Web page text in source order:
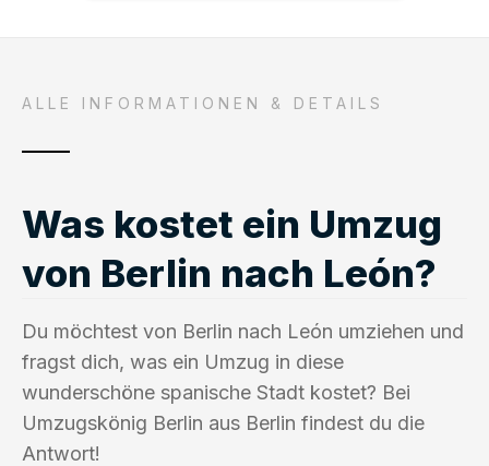
ALLE INFORMATIONEN & DETAILS
Was kostet ein Umzug
von Berlin nach León?
Du möchtest von Berlin nach León umziehen und
fragst dich, was ein Umzug in diese
wunderschöne spanische Stadt kostet? Bei
Umzugskönig Berlin aus Berlin findest du die
Antwort!